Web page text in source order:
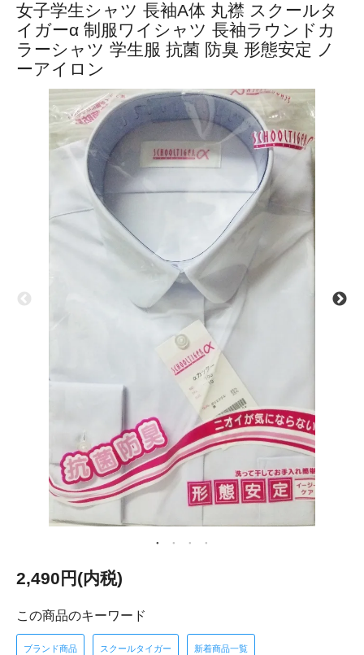
女子学生シャツ 長袖A体 丸襟 スクールタ
イガーα 制服ワイシャツ 長袖ラウンドカ
ラーシャツ 学生服 抗菌 防臭 形態安定 ノ
ーアイロン
2,490円(内税)
この商品のキーワード
ブランド商品 スクールタイガー 新着商品一覧